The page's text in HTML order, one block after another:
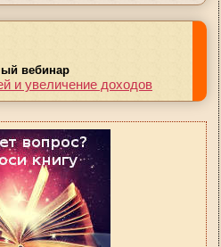
вебинар
и увеличение доходов